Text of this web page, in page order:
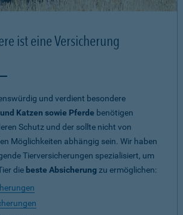
ist eine Versicherung
und verdient besondere
Katzen sowie Pferde benötigen
Schutz und der sollte nicht von
Möglichkeiten abhängig sein. Wir haben
Tierversicherungen spezialisiert, um
die beste Absicherung zu ermöglichen: